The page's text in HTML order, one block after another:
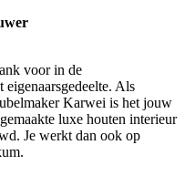
voor in de
Als
Karwei is het jouw
luxe houten interieur
Je werkt dan ook op